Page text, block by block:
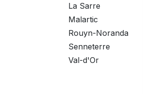
La Sarre
Malartic
Rouyn-Noranda
Senneterre
Val-d'Or